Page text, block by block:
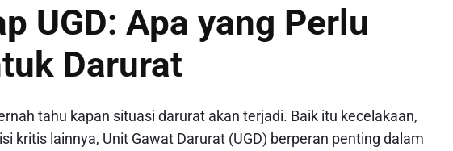
UGD: Apa yang Perlu
Darurat
tahu kapan situasi darurat akan terjadi. Baik itu kecelakaan,
kritis lainnya, Unit Gawat Darurat (UGD) berperan penting dalam